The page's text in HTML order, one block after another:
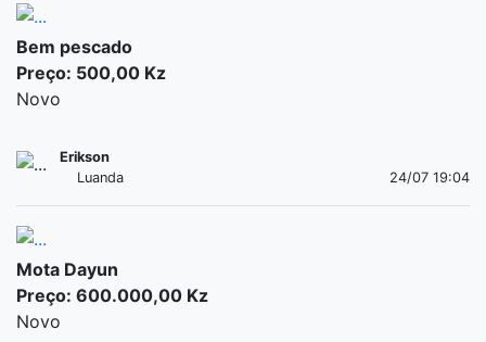
Bem pescado
Preço: 500,00 Kz
Novo
Erikson
Luanda
24/07 19:04
Mota Dayun
Preço: 600.000,00 Kz
Novo